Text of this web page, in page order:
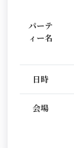
パーテ
ィー名
日時
会場